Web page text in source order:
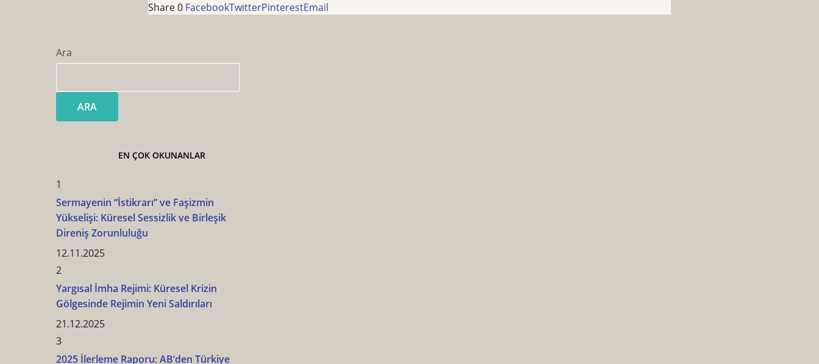
Share0 FacebookTwitterPinterestEmail
Ara
ARA
EN ÇOK OKUNANLAR
1
Sermayenin “İstikrarı” ve Faşizmin
Yükselişi: Küresel Sessizlik ve Birleşik
Direniş Zorunluluğu
12.11.2025
2
Yargısal İmha Rejimi: Küresel Krizin
Gölgesinde Rejimin Yeni Saldırıları
21.12.2025
3
2025 İlerleme Raporu: AB’den Türkiye